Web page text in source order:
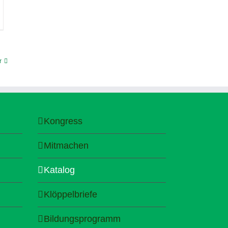
Kongress
Mitmachen
Katalog
Klöppelbriefe
Bildungsprogramm